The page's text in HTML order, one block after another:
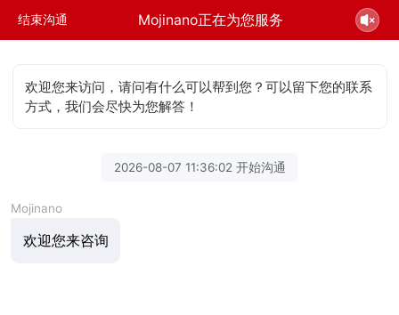
结束沟通 Mojinano正在为您服务
欢迎您来访问，请问有什么可以帮到您？可以留下您的联系
方式，我们会尽快为您解答！
2026-08-07 11:36:02 开始沟通
Mojinano
欢迎您来咨询